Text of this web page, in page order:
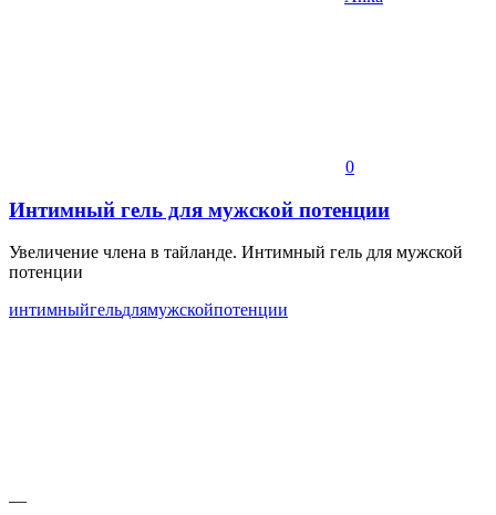
0
Интимный гель для мужской потенции
Увеличение члена в тайланде. Интимный гель для мужской
потенции
интимныйгельдлямужскойпотенции
—